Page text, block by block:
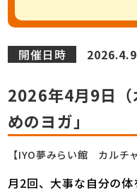
開催日時 2026.4.9
2026年4月9日（
めのヨガ」
【IYO夢みらい館 カルチ
月2回、大事な自分の